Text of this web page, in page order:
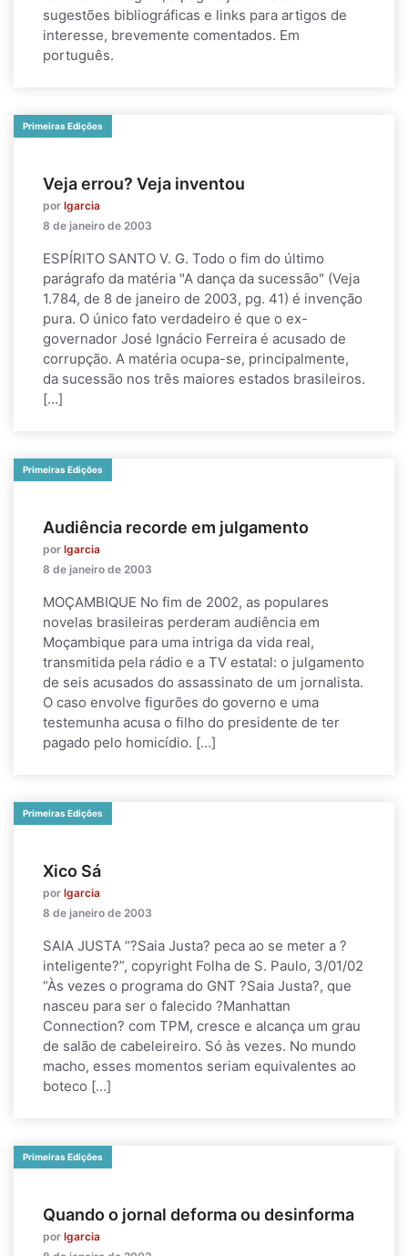
sugestões bibliográficas e links para artigos de
interesse, brevemente comentados. Em
português.
Primeiras Edições
Veja errou? Veja inventou
por lgarcia
8 de janeiro de 2003
ESPÍRITO SANTO V. G. Todo o fim do último
parágrafo da matéria "A dança da sucessão" (Veja
1.784, de 8 de janeiro de 2003, pg. 41) é invenção
pura. O único fato verdadeiro é que o ex-
governador José Ignácio Ferreira é acusado de
corrupção. A matéria ocupa-se, principalmente,
da sucessão nos três maiores estados brasileiros.
[…]
Primeiras Edições
Audiência recorde em julgamento
por lgarcia
8 de janeiro de 2003
MOÇAMBIQUE No fim de 2002, as populares
novelas brasileiras perderam audiência em
Moçambique para uma intriga da vida real,
transmitida pela rádio e a TV estatal: o julgamento
de seis acusados do assassinato de um jornalista.
O caso envolve figurões do governo e uma
testemunha acusa o filho do presidente de ter
pagado pelo homicídio. […]
Primeiras Edições
Xico Sá
por lgarcia
8 de janeiro de 2003
SAIA JUSTA “?Saia Justa? peca ao se meter a ?
inteligente?”, copyright Folha de S. Paulo, 3/01/02
“Às vezes o programa do GNT ?Saia Justa?, que
nasceu para ser o falecido ?Manhattan
Connection? com TPM, cresce e alcança um grau
de salão de cabeleireiro. Só às vezes. No mundo
macho, esses momentos seriam equivalentes ao
boteco […]
Primeiras Edições
Quando o jornal deforma ou desinforma
por lgarcia